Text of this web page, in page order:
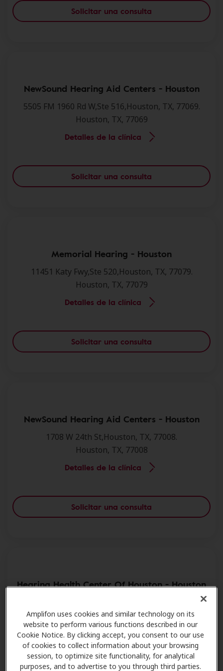
Amplifon uses cookies and similar technology on its
website to perform various functions described in our
Cookie Notice. By clicking accept, you consent to our use
of cookies to collect information about your browsing
session, to optimize site functionality, for analytical
purposes, and to advertise to you through third parties.
Solicitar una consulta
NewSound Hearing Aid Centers - Houston
5505 FM 1960 Rd W,Ste 516,Houston, TX, 77069.
Houston, TX, 77069
Detalles de la clínica
Solicitar una consulta
Memorial Hearing - Houston
11451 Katy Fwy,Ste 520,Houston, TX, 77079.
Houston, TX, 77079
Detalles de la clínica
Solicitar una consulta
NewSound Hearing Aid Centers - Houston
1708 W 24th St,Houston, TX, 77008.
Houston, TX, 77008
Detalles de la clínica
Solicitar una consulta
Hearing Health Center Of Houston - Houston
3701 W Alabama St,,Ste 350,Houston, TX, 77027.
Houston, TX, 77027
Detalles de la clínica